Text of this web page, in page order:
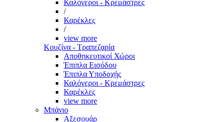
Καλόγεροι - Κρεμάστρες
/
Καρέκλες
/
view more
Κουζίνα - Τραπεζαρία
Αποθηκευτικοί Χώροι
Έπιπλα Εισόδου
Έπιπλα Υποδοχής
Καλόγεροι - Κρεμάστρες
Καρέκλες
view more
Μπάνιο
Αξεσουάρ